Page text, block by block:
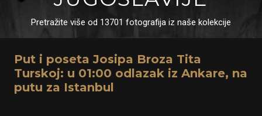
Pretražite više od 13701 fotografija iz naše kolekcije
Put i poseta Josipa Broza Tita
Turskoj: u 01:00 odlazak iz Ankare, na
putu za Istanbul